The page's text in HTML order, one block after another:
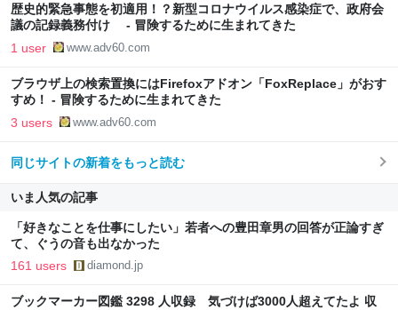
歴史的緊急事態を初適用！？新型コロナウイルス感染症で、政府会
議の記録義務付け - 冒険するために生まれてきた
1 user www.adv60.com
ブラウザ上の検索置換にはFirefoxアドオン「FoxReplace」がおす
すめ！ - 冒険するために生まれてきた
3 users www.adv60.com
同じサイトの新着をもっと読む
いま人気の記事
「好きなことを仕事にしたい」若者への豊田章男の回答が正論すぎ
て、ぐうの音も出なかった
161 users diamond.jp
ブックマーカー図鑑 3298 人収録 気づけば3000人超えてたよ 収